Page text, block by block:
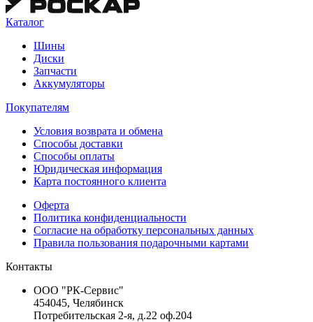
Каталог
Шины
Диски
Запчасти
Аккумуляторы
Покупателям
Условия возврата и обмена
Способы доставки
Способы оплаты
Юридическая информация
Карта постоянного клиента
Оферта
Политика конфиденциальности
Согласие на обработку персональных данных
Правила пользования подарочными картами
Контакты
ООО "РК-Сервис"
454045, Челябинск
Потребительская 2-я, д.22 оф.204